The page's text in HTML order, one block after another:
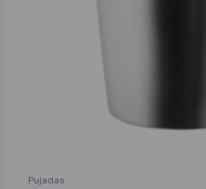
Pujadas